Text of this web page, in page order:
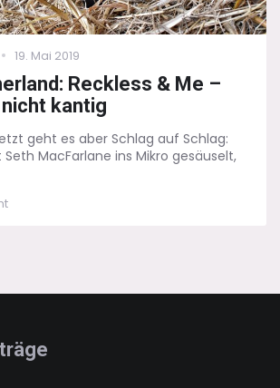
Posted
19. Mai 2019
Reckless & Me –
kantig
geht es aber Schlag auf Schlag:
MacFarlane ins Mikro gesäuselt,
on
nicht
kantig